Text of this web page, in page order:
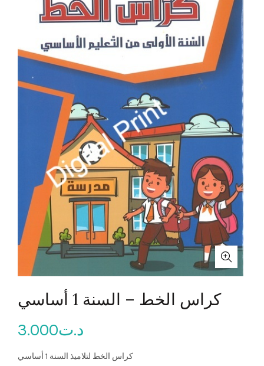
كراس الخط – السنة 1 أساسي
د.ت3.000
كراس الخط لتلاميذ السنة 1 أساسي